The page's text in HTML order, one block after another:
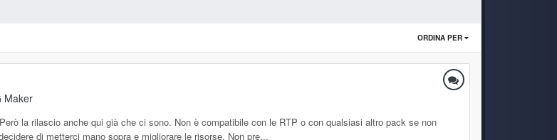
ORDINA PER
Maker
la rilascio anche qui già che ci sono. Non è compatibile con le RTP o con qualsiasi altro pack se non
di metterci mano sopra e migliorare le risorse. Non pre...